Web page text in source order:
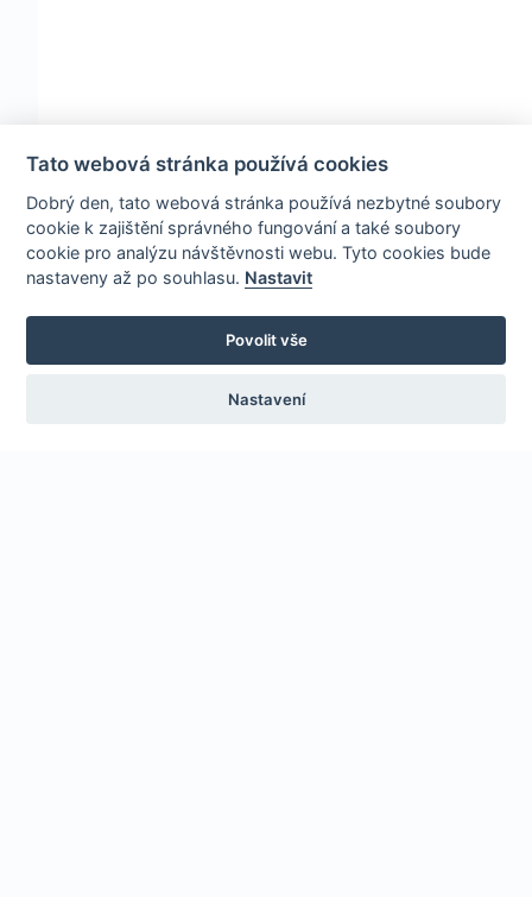
Tato webová stránka používá cookies
Dobrý den, tato webová stránka používá nezbytné soubory
cookie k zajištění správného fungování a také soubory
cookie pro analýzu návštěvnosti webu. Tyto cookies bude
nastaveny až po souhlasu. Nastavit
Povolit vše
Nastavení